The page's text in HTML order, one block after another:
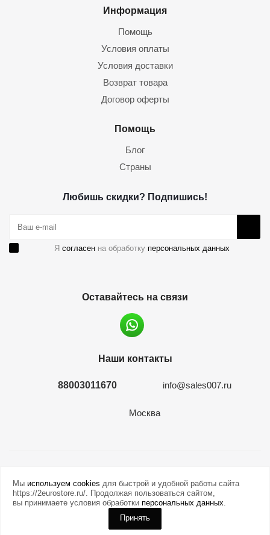
Информация
Помощь
Условия оплаты
Условия доставки
Возврат товара
Договор оферты
Помощь
Блог
Страны
Любишь скидки? Подпишись!
Я согласен на обработку персональных данных
Оставайтесь на связи
Наши контакты
88003011670 info@sales007.ru
Москва
Мы используем cookies для быстрой и удобной работы сайта
https://2eurostore.ru/. Продолжая пользоваться сайтом,
вы принимаете условия обработки персональных данных.
Принять